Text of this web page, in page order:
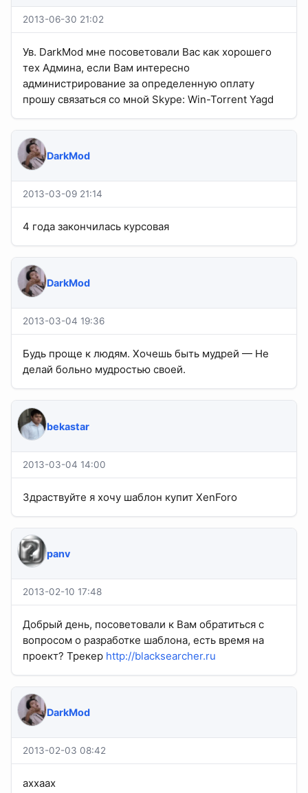
2013-06-30 21:02
Ув. DarkMod мне посоветовали Вас как хорошего
тех Админа, если Вам интересно
администрирование за определенную оплату
прошу связаться со мной Skype: Win-Torrent Yagd
DarkMod
2013-03-09 21:14
4 года закончилась курсовая
DarkMod
2013-03-04 19:36
Будь проще к людям. Хочешь быть мудрей — Не
делай больно мудростью своей.
bekastar
2013-03-04 14:00
Здраствуйте я хочу шаблон купит XenForo
panv
2013-02-10 17:48
Добрый день, посоветовали к Вам обратиться с
вопросом о разработке шаблона, есть время на
проект? Трекер http://blacksearcher.ru
DarkMod
2013-02-03 08:42
аххаах